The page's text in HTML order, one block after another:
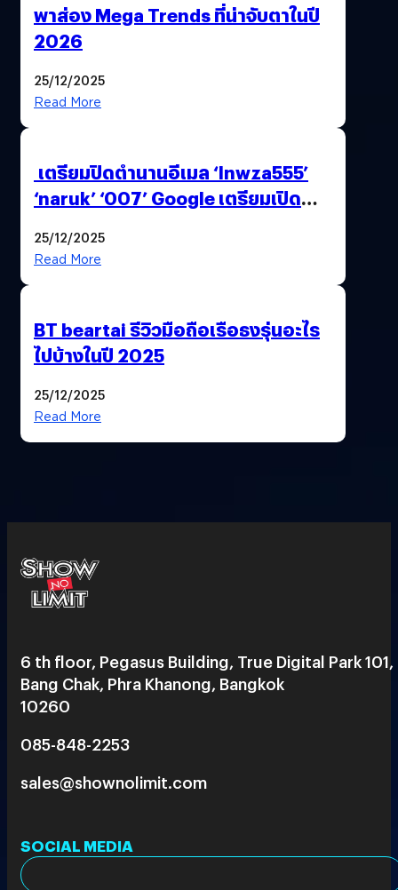
พาส่อง Mega Trends ที่น่าจับตาในปี
2026
25/12/2025
Read More
เตรียมปิดตำนานอีเมล ‘lnwza555’
‘naruk’ ‘007’ Google เตรียมเปิด
25/12/2025
Read More
BT beartai รีวิวมือถือเรือธงรุ่นอะไร
ไปบ้างในปี 2025
25/12/2025
Read More
6 th floor, Pegasus Building, True Digital Park 101,
Bang Chak, Phra Khanong, Bangkok
10260
085-848-2253
sales@shownolimit.com
SOCIAL MEDIA